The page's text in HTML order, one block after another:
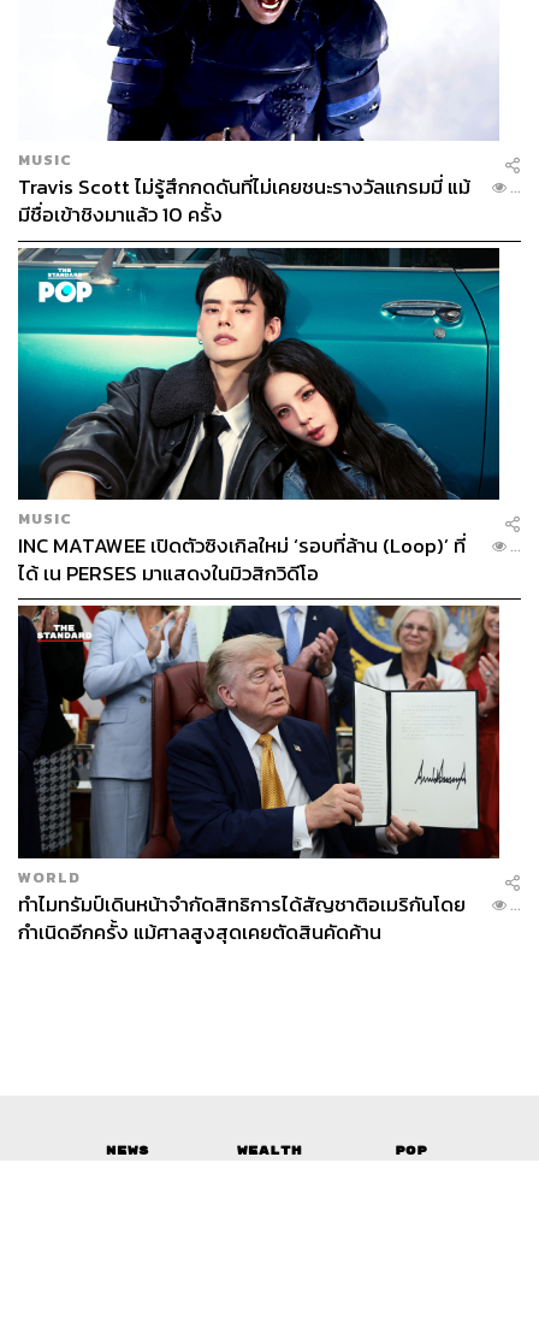
MUSIC
Travis Scott ไม่รู้สึกกดดันที่ไม่เคยชนะรางวัลแกรมมี่ แม้
มีชื่อเข้าชิงมาแล้ว 10 ครั้ง
...
MUSIC
INC MATAWEE เปิดตัวซิงเกิลใหม่ ‘รอบที่ล้าน (Loop)’ ที่
ได้ เน PERSES มาแสดงในมิวสิกวิดีโอ
...
WORLD
ทำไมทรัมป์เดินหน้าจำกัดสิทธิการได้สัญชาติอเมริกันโดย
กำเนิดอีกครั้ง แม้ศาลสูงสุดเคยตัดสินคัดค้าน
...
News Wealth
Pop